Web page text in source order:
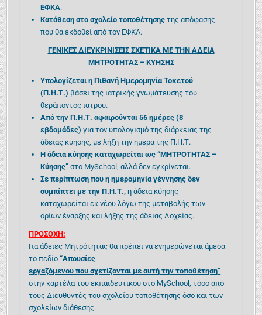
ΕΦΚΑ.
Κατάθεση στο σχολείο τοποθέτησης της απόφασης
που θα εκδοθεί από τον ΕΦΚΑ.
ΓΕΝΙΚΕΣ ΔΙΕΥΚΡΙΝΙΣΕΙΣ ΣΧΕΤΙΚΑ ΜΕ ΤΗΝ ΑΔΕΙΑ
ΜΗΤΡΟΤΗΤΑΣ – ΚΥΗΣΗΣ
Υπολογίζεται η Πιθανή Ημερομηνία Τοκετού
(Π.Η.Τ.) βάσει της ιατρικής γνωμάτευσης του
θεράποντος ιατρού.
Από την Π.Η.Τ. αφαιρούνται 56 ημέρες (8
εβδομάδες) για τον υπολογισμό της διάρκειας της
άδειας κύησης, με λήξη την ημέρα της Π.Η.Τ.
Η άδεια κύησης καταχωρείται ως “ΜΗΤΡΟΤΗΤΑΣ –
Κύησης” στο MySchool, αλλά δεν εγκρίνεται.
Σε περίπτωση που η ημερομηνία γέννησης δεν
συμπίπτει με την Π.Η.Τ., η άδεια κύησης
καταχωρείται εκ νέου λόγω της μεταβολής των
ορίων έναρξης και λήξης της άδειας Λοχείας.
ΠΡΟΣΟΧΗ:
Για άδειες Μητρότητας θα πρέπει να ενημερώνεται άμεσα
το πεδίο“Απουσίες
εργαζόμενου που σχετίζονται με αυτή την τοποθέτηση”
στην καρτέλα του εκπαιδευτικού στο MySchool, τόσο από
τους Διευθυντές του σχολείου τοποθέτησης όσο και των
σχολείων διάθεσης.